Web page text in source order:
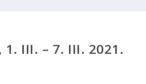
1. III. – 7. III. 2021.